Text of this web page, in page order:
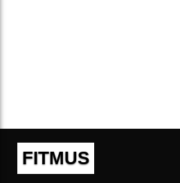
FITMUS